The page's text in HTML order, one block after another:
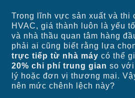
Trong lĩnh vực sản xuất và thi
HVAC, giá thành luôn là yếu
và nhà thầu quan tâm hàng
phải ai cũng biết rằng lựa
trực tiếp từ nhà máy có thể
20% chi phí trung gian so
lý hoặc đơn vị thương mại.
nên mức chênh lệch này?